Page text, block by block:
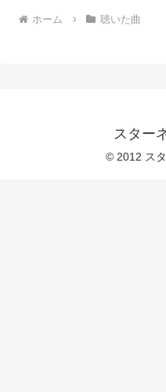
ホーム 聴いた曲
スター
© 2012 ス